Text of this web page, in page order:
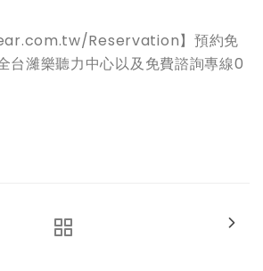
Reservation】預約免
台濰樂聽力中心以及免費諮詢專線0